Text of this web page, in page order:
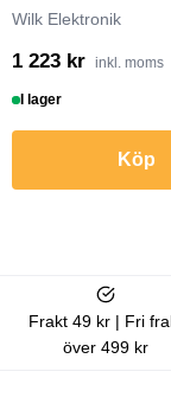
Wilk Elektronik
1 223 kr inkl. moms
I lager
Köp
Frakt 49 kr | Fri
över 499 kr